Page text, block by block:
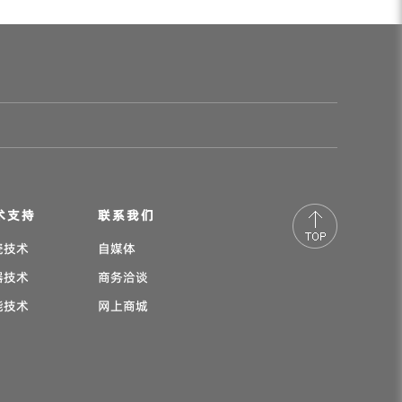
支持
术
术
术
联系我们
自媒体
商务洽谈
网上商城